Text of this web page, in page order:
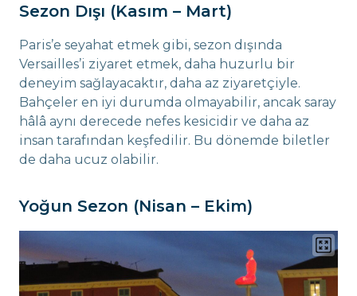
Sezon Dışı (Kasım – Mart)
Paris’e seyahat etmek gibi, sezon dışında
Versailles’i ziyaret etmek, daha huzurlu bir
deneyim sağlayacaktır, daha az ziyaretçiyle.
Bahçeler en iyi durumda olmayabilir, ancak saray
hâlâ aynı derecede nefes kesicidir ve daha az
insan tarafından keşfedilir. Bu dönemde biletler
de daha ucuz olabilir.
Yoğun Sezon (Nisan – Ekim)